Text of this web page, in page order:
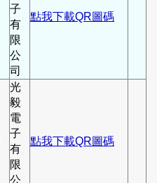
子
有
限
公
司
點我下載QR圖碼
光
毅
電
子
有
限
公
點我下載QR圖碼